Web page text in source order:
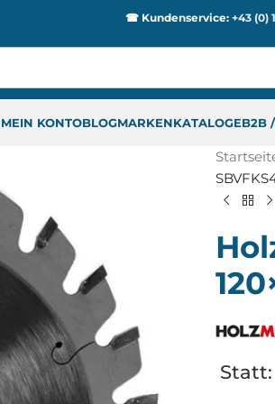
☎ Kundenservice:+43 (0)
MEIN KONTOBLOGMARKENKATALOGEB2B
Statt: